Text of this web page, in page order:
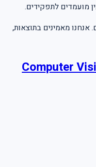
מועמדים לתפקידים.
מאמינים בתוצאות,
Computer